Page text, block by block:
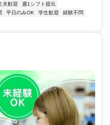
夫歓迎
週1シフト提出
平日のみOK 学生歓迎
経験不問